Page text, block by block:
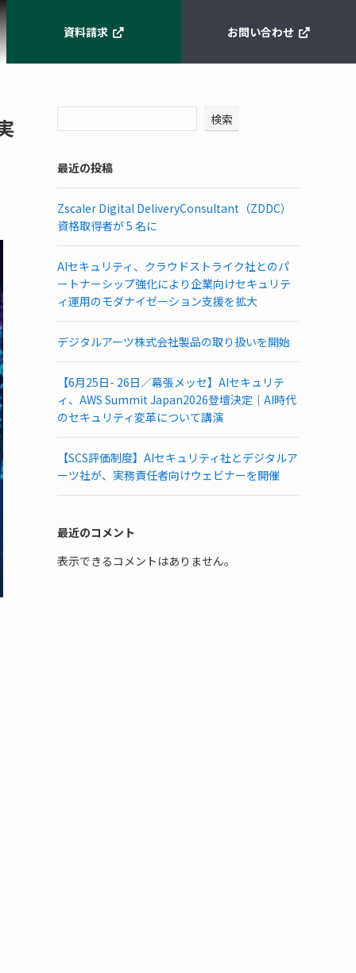
資料請求 お問い合わせ
検索
最近の投稿
Zscaler Digital DeliveryConsultant（ZDDC）
資格取得者が 5 名に
AIセキュリティ、クラウドストライク社とのパ
ートナーシップ強化により企業向けセキュリテ
ィ運用のモダナイゼーション支援を拡大
デジタルアーツ株式会社製品の取り扱いを開始
【6月25日- 26日／幕張メッセ】AIセキュリテ
ィ、AWS Summit Japan2026登壇決定｜AI時代
のセキュリティ変革について講演
【SCS評価制度】AIセキュリティ社とデジタルア
ーツ社が、実務責任者向けウェビナーを開催
最近のコメント
表示できるコメントはありません。